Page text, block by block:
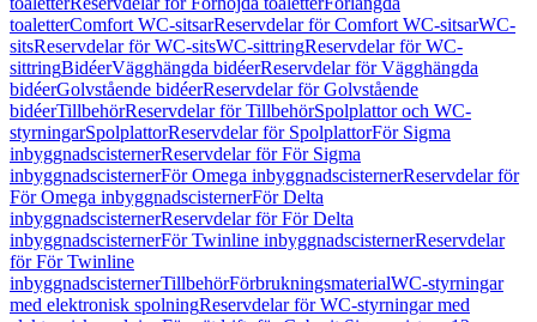
toaletterComfort WC-sitsarReservdelar för Comfort WC-sitsarWC-
sitsReservdelar för WC-sitsWC-sittringReservdelar för WC-
sittringBidéerVägghängda bidéerReservdelar för Vägghängda
bidéerGolvstående bidéerReservdelar för Golvstående
bidéerTillbehörReservdelar för TillbehörSpolplattor och WC-
styrningarSpolplattorReservdelar för SpolplattorFör Sigma
inbyggnadscisternerReservdelar för För Sigma
inbyggnadscisternerFör Omega inbyggnadscisternerReservdelar för
För Omega inbyggnadscisternerFör Delta
inbyggnadscisternerReservdelar för För Delta
inbyggnadscisternerFör Twinline inbyggnadscisternerReservdelar
för För Twinline
inbyggnadscisternerTillbehörFörbrukningsmaterialWC-styrningar
med elektronisk spolningReservdelar för WC-styrningar med